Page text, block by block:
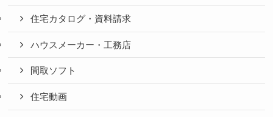
住宅カタログ・資料請求
ハウスメーカー・工務店
間取ソフト
住宅動画